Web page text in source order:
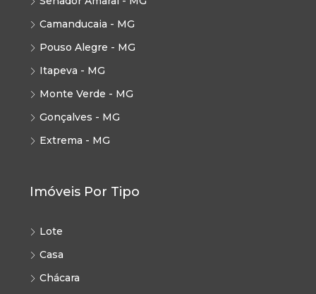
Camanducaia - MG
Pouso Alegre - MG
Itapeva - MG
Monte Verde - MG
Gonçalves - MG
Extrema - MG
Imóveis Por Tipo
Lote
Casa
Chácara